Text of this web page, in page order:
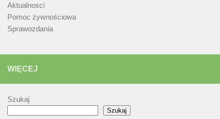
Aktualnosci
Pomoc żywnościowa
Sprawozdania
WIĘCEJ
Szukaj
Szukaj